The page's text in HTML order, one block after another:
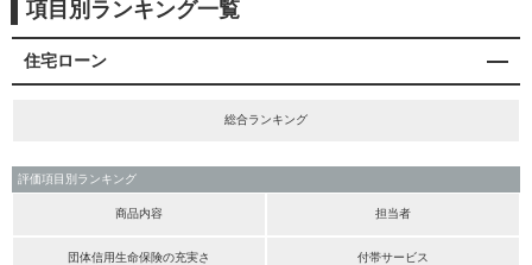
項目別ランキング一覧
住宅ローン
総合ランキング
評価項目別ランキング
商品内容 担当者
団体信用生命保険の充実さ 付帯サービス